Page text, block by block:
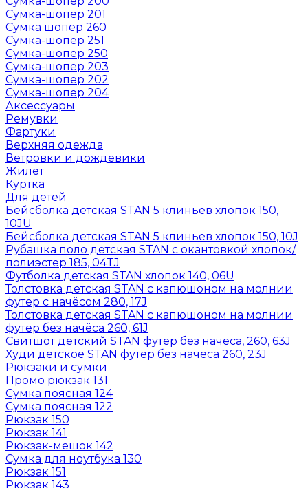
Сумка-шопер 201
Сумка шопер 260
Сумка-шопер 251
Сумка-шопер 250
Сумка-шопер 203
Сумка-шопер 202
Сумка-шопер 204
Аксессуары
Ремувки
Фартуки
Верхняя одежда
Ветровки и дождевики
Жилет
Куртка
Для детей
Бейсболка детская STAN 5 клиньев хлопок 150,
10JU
Бейсболка детская STAN 5 клиньев хлопок 150, 10J
Рубашка поло детская STAN с окантовкой хлопок/
полиэстер 185, 04TJ
Футболка детская STAN хлопок 140, 06U
Толстовка детская STAN с капюшоном на молнии
футер с начёсом 280, 17J
Толстовка детская STAN с капюшоном на молнии
футер без начёса 260, 61J
Свитшот детский STAN футер без начёса, 260, 63J
Худи детское STAN футер без начеса 260, 23J
Рюкзаки и сумки
Промо рюкзак 131
Сумка поясная 124
Сумка поясная 122
Рюкзак 150
Рюкзак 141
Рюкзак-мешок 142
Сумка для ноутбука 130
Рюкзак 151
Рюкзак 143